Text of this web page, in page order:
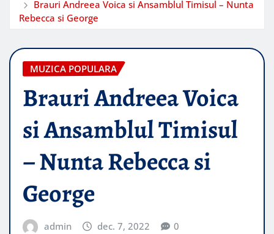
Brauri Andreea Voica si Ansamblul Timisul – Nunta
Rebecca si George
MUZICA POPULARA
Brauri Andreea Voica
si Ansamblul Timisul
– Nunta Rebecca si
George
admin dec. 7, 2022 0